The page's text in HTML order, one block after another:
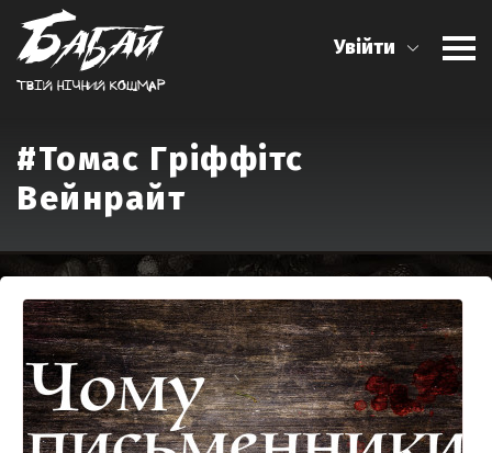
Твiй нiчний кошмар
Увійти
#Томас Гріффітс
Вейнрайт